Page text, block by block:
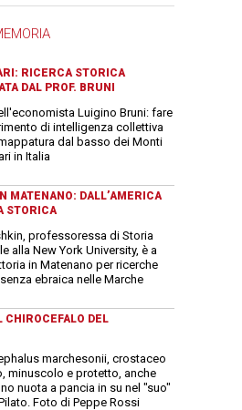
RICERCA STORICA
DAL PROF. BRUNI
Luigino Bruni: fare
di intelligenza collettiva
dal basso dei Monti
in Italia
MATENANO: DALL’AMERICA
STORICA
professoressa di Storia
alla New York University, è a
in Matenano per ricerche
ebraica nelle Marche
CHIROCEFALO DEL
marchesonii, crostaceo
minuscolo e protetto, anche
nuota a pancia in su nel "suo"
Foto di Peppe Rossi